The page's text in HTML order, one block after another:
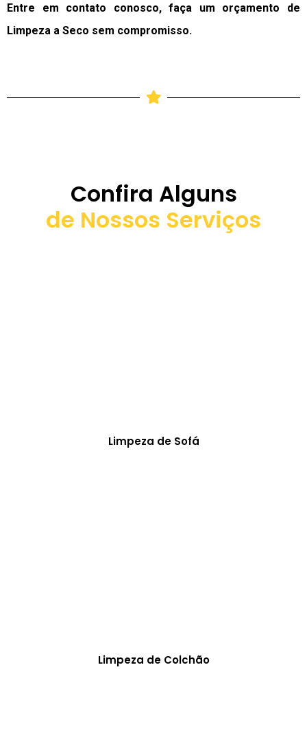
Entre em contato conosco, faça um orçamento de
Limpeza a Seco sem compromisso.
Confira Alguns
de Nossos Serviços
Limpeza de Sofá
Limpeza de Colchão